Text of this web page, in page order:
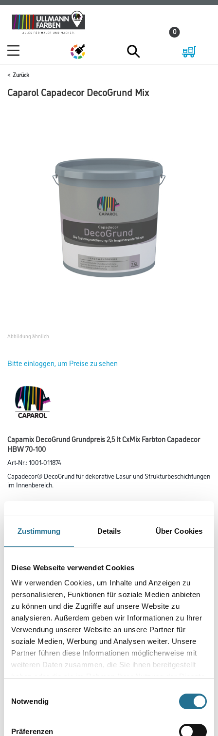
Zustimmung Details Über Cookies
Diese Webseite verwendet Cookies
Wir verwenden Cookies, um Inhalte und Anzeigen zu
personalisieren, Funktionen für soziale Medien anbieten
zu können und die Zugriffe auf unsere Website zu
analysieren. Außerdem geben wir Informationen zu Ihrer
Verwendung unserer Website an unsere Partner für
soziale Medien, Werbung und Analysen weiter. Unsere
Partner führen diese Informationen möglicherweise mit
weiteren Daten zusammen, die Sie ihnen bereitgestellt
Notwendig
Präferenzen
Zum
Inhalt
Zum
Navigationsmenü
0
Zurück
Caparol Capadecor DecoGrund Mix
Abbildung ähnlich
Bitte einloggen, um Preise zu sehen
Capamix DecoGrund Grundpreis 2,5 lt CxMix Farbton Capadecor
HBW 70-100
Art-Nr.:1001-011874
Capadecor® DecoGrund für dekorative Lasur und Strukturbeschichtungen
im Innenbereich.
Gebinde
Umrechnungsfaktoren
Zur Farbauswahl für Ihren Wunschfarbton